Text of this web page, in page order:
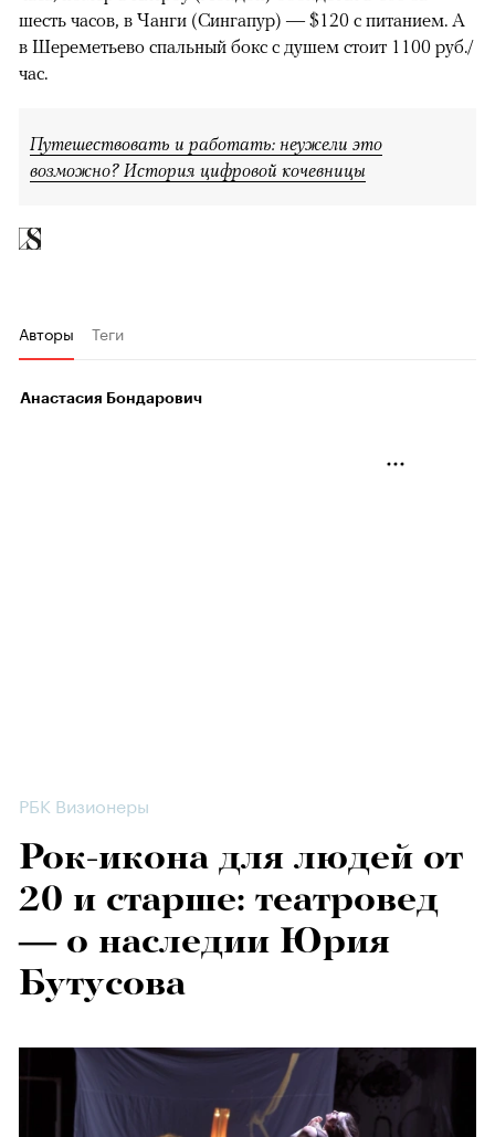
шесть часов, в Чанги (Сингапур) — $120 с питанием. А
в Шереметьево спальный бокс с душем стоит 1100 руб./
час.
Путешествовать и работать: неужели это
возможно? История цифровой кочевницы
Авторы Теги
Анастасия Бондарович
РБК Визионеры
Рок-икона для людей от
20 и старше: театровед
— о наследии Юрия
Бутусова